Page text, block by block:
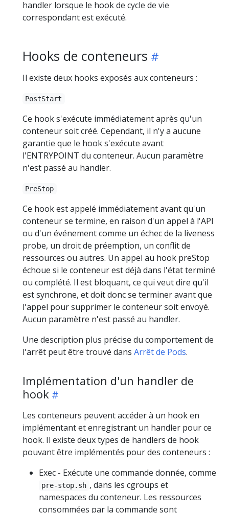
handler lorsque le hook de cycle de vie
correspondant est exécuté.
Hooks de conteneurs
Il existe deux hooks exposés aux conteneurs :
PostStart
Ce hook s'exécute immédiatement après qu'un
conteneur soit créé. Cependant, il n'y a aucune
garantie que le hook s'exécute avant
l'ENTRYPOINT du conteneur. Aucun paramètre
n'est passé au handler.
PreStop
Ce hook est appelé immédiatement avant qu'un
conteneur se termine, en raison d'un appel à l'API
ou d'un événement comme un échec de la liveness
probe, un droit de préemption, un conflit de
ressources ou autres. Un appel au hook preStop
échoue si le conteneur est déjà dans l'état terminé
ou complété. Il est bloquant, ce qui veut dire qu'il
est synchrone, et doit donc se terminer avant que
l'appel pour supprimer le conteneur soit envoyé.
Aucun paramètre n'est passé au handler.
Une description plus précise du comportement de
l'arrêt peut être trouvé dans Arrêt de Pods.
Implémentation d'un handler de
hook
Les conteneurs peuvent accéder à un hook en
implémentant et enregistrant un handler pour ce
hook. Il existe deux types de handlers de hook
pouvant être implémentés pour des conteneurs :
Exec - Exécute une commande donnée, comme
pre-stop.sh , dans les cgroups et
namespaces du conteneur. Les ressources
consommées par la commande sont